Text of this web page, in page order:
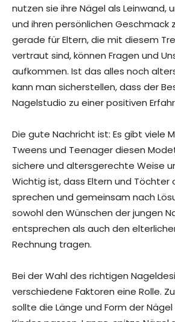
nutzen sie ihre Nägel als Leinwand,
und ihren persönlichen Geschmack
gerade für Eltern, die mit diesem
vertraut sind, können Fragen und
aufkommen. Ist das alles noch
kann man sicherstellen, dass der
Nagelstudio zu einer positiven
Die gute Nachricht ist: Es gibt viele
Tweens und Teenager diesen
sichere und altersgerechte Weise
Wichtig ist, dass Eltern und
sprechen und gemeinsam nach
sowohl den Wünschen der jungen
entsprechen als auch den
Rechnung tragen.
Bei der Wahl des richtigen
verschiedene Faktoren eine Rolle.
sollte die Länge und Form der